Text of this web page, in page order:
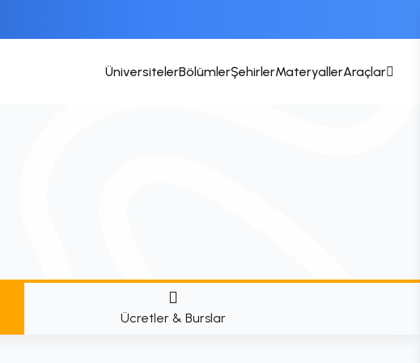
ÜniversitelerBölümlerŞehirlerMateryallerAraçlar
Ücretler & Burslar